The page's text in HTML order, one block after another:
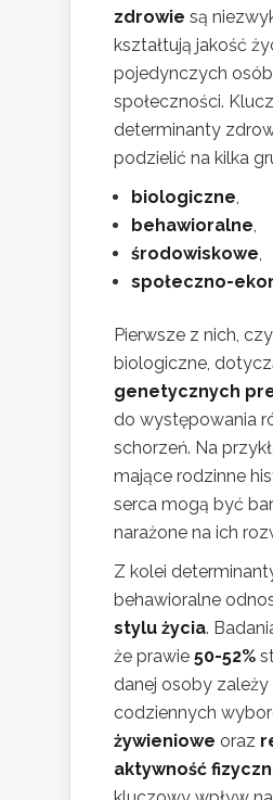
zdrowie są
kształtują jakość
pojedynczych
społeczności.
determinanty
podzielić na kilka
biologiczne
behawioralne
środowiskowe
społeczno-
Pierwsze z nich,
biologiczne,
genetycznych
do występowania
schorzeń. Na
mające rodzinne
serca mogą być
narażone na ich
Z kolei
behawioralne
stylu życia.
że prawie 50-52%
danej osoby zależy
codziennych
żywieniowe oraz
aktywność